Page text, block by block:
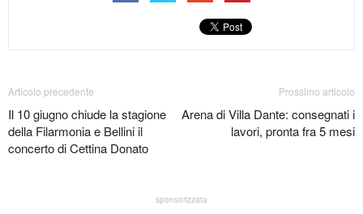
Articolo precedente
Il 10 giugno chiude la stagione
della Filarmonia e Bellini il
concerto di Cettina Donato
Prossimo articolo
Arena di Villa Dante: consegnati i
lavori, pronta fra 5 mesi
sponsorizzata